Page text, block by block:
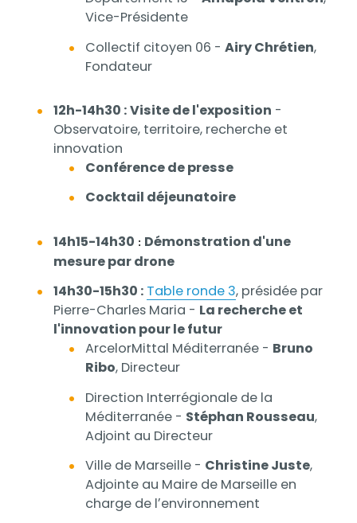
Vice-Présidente
Collectif citoyen 06 - Airy Chrétien,
Fondateur
12h-14h30 :Visite de l'exposition -
Observatoire, territoire, recherche et
innovation
Conférence de presse
Cocktail déjeunatoire
14h15-14h30 : Démonstration d'une
mesure par drone
14h30-15h30 : Table ronde 3, présidée par
Pierre-Charles Maria - La recherche et
l'innovation pour le futur
ArcelorMittal Méditerranée - Bruno
Ribo, Directeur
Direction Interrégionale de la
Méditerranée - Stéphan Rousseau,
Adjoint au Directeur
Ville de Marseille - Christine Juste,
Adjointe au Maire de Marseille en
charge de lʼenvironnement